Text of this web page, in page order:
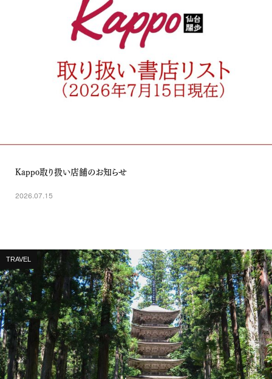
Kappo取り扱い店舗のお知らせ
2026.07.15
TRAVEL